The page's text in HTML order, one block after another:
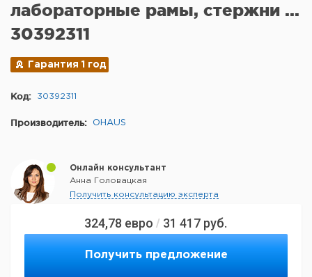
324,78 евро / 31 417 руб.
Получить предложение
лабораторные рамы, стержни ...
30392311
Гарантия 1 год
Код: 30392311
Производитель: OHAUS
Онлайн консультант
Анна Головацкая
Получить консультацию эксперта